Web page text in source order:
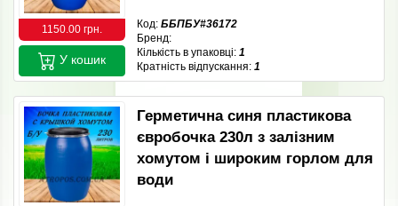
1150.00 грн. Код: ББПБУ#36172
Бренд:
Кількість в упаковці: 1
Кратність відпускання: 1
У кошик
Герметична синя пластикова
євробочка 230л з залізним
хомутом і широким горлом для
води